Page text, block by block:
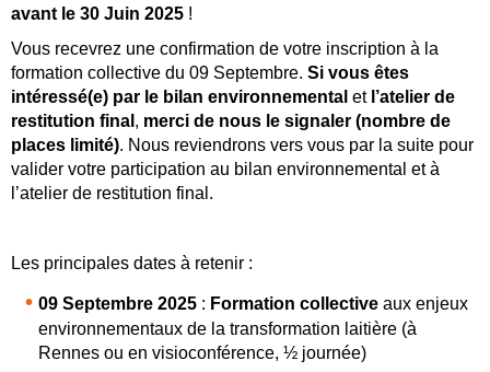
avant le 30 Juin 2025 !
Vous recevrez une confirmation de votre inscription à la
formation collective du 09 Septembre. Si vous êtes
intéressé(e) par le bilan environnemental et l’atelier de
restitution final , merci de nous le signaler (nombre de
places limité). Nous reviendrons vers vous par la suite pour
valider votre participation au bilan environnemental et à
l’atelier de restitution final.
Les principales dates à retenir :
09 Septembre 2025 : Formation collective aux enjeux
environnementaux de la transformation laitière (à
Rennes ou en visioconférence, ½ journée)